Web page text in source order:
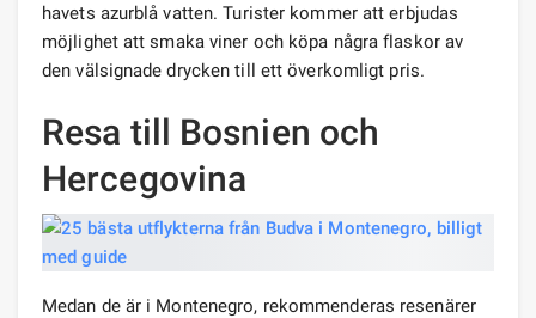
havets azurblå vatten. Turister kommer att erbjudas
möjlighet att smaka viner och köpa några flaskor av
den välsignade drycken till ett överkomligt pris.
Resa till Bosnien och
Hercegovina
Medan de är i Montenegro, rekommenderas resenärer